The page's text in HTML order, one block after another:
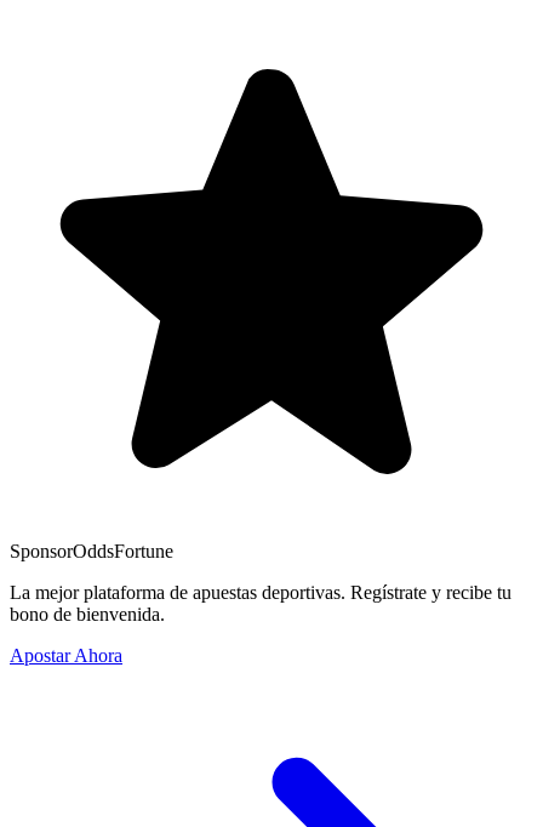
SponsorOddsFortune
La mejor plataforma de apuestas deportivas. Regístrate y recibe tu
bono de bienvenida.
Apostar Ahora